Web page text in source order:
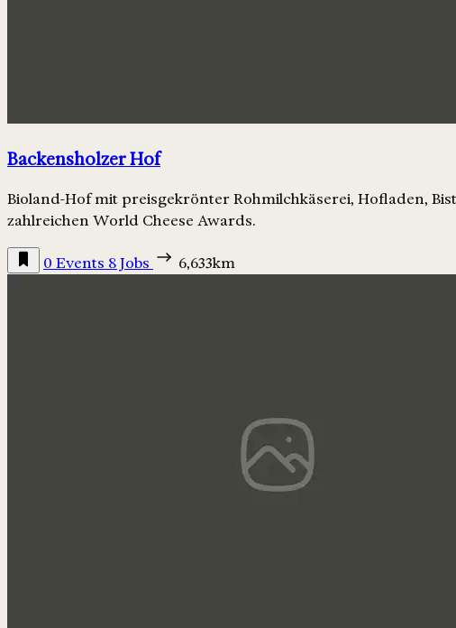
Backensholzer Hof
Bioland-Hof mit preisgekrönter Rohmilchkäserei, Hofladen,
zahlreichen World Cheese Awards.
0 Events 8 Jobs 6,633km